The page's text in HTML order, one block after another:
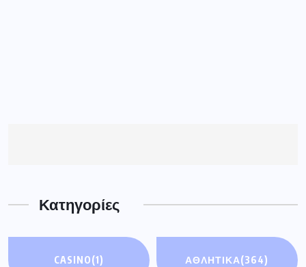
Κατηγορίες
CASINO(1) ΑΘΛΗΤΙΚΑ(364)